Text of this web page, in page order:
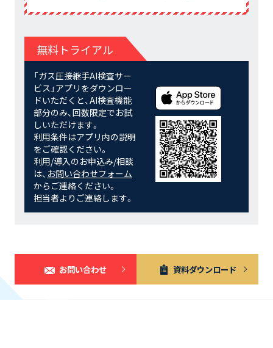
無料トライアル
「ガス圧接継手AI検査サー
ビス」アプリをダウンロー
ドいただくと、AI検査機能
部分のみ、回数限定でお試
しいただけます。
利用条件はアプリ内の説明
をご確認ください。
利用/導入のお申込み/相談
は、 お問い合わせフォーム
からご連絡ください。
担当者よりご連絡します。
お問い合わせ 資料ダウンロード